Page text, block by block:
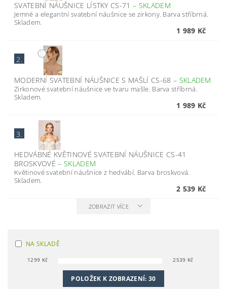
SVATEBNÍ NÁUŠNICE LÍSTKY CS-71– SKLADEM
Jemné a elegantní svatební náušnice se zirkony. Barva stříbrná.
Skladem.
1 989 Kč
2.
MODERNÍ SVATEBNÍ NÁUŠNICE S MAŠLÍ CS-68 – SKLADEM
Zirkonové svatební náušnice ve tvaru mašle. Barva stříbrná.
Skladem.
1 989 Kč
3.
HEDVÁBNÉ KVĚTINOVÉ SVATEBNÍ NÁUŠNICE CS-41
BROSKVOVÉ– SKLADEM
Květinové svatební náušnice z hedvábí. Barva broskvová.
Skladem.
2 539 Kč
ZOBRAZIT VÍCE
NA SKLADĚ
1299 Kč 2539 Kč
POLOŽEK K ZOBRAZENÍ:30